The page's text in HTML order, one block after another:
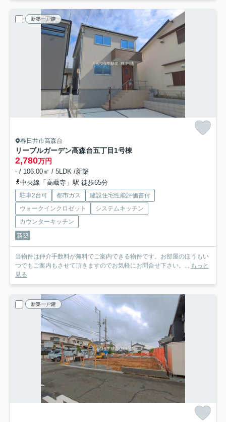
新築一戸建
春日井市高森台
リーブルガーデン高森台五丁目1号棟
2,780万円
- / 106.00㎡ / 5LDK /新築
中央線「高蔵寺」駅 徒歩65分
駐車2台可 都市ガス
建設住宅性能評価書付
ウォークインクロゼット
システムキッチン
カウンターキッチン
新築
当物件は仲介手数料が無料でご案内できる物件です。お部屋のほうもい
つでもご案内もさせて頂きますのでお気軽にお問合せ下さい。... もっと
見る
新築一戸建